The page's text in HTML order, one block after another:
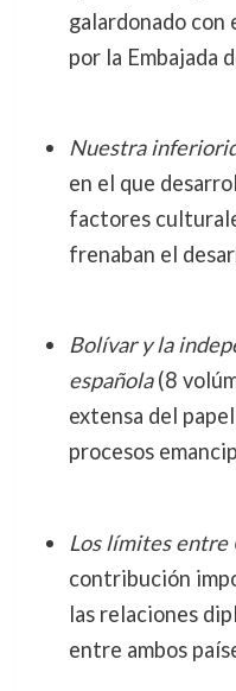
galardonado con
por la Embajada
Nuestra
en el que
factores
frenaban el
Bolívar y la
española(8
extensa del
procesos
Los límites entre
contribución
las relaciones
entre ambos